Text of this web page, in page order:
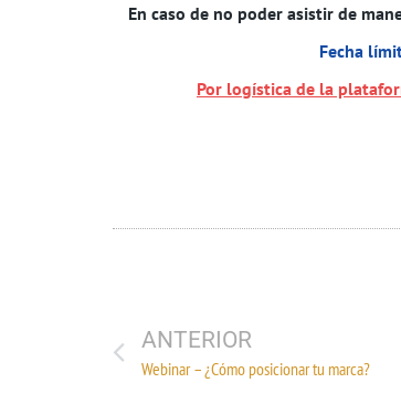
En caso de no poder asistir de
Fecha
Por logística de la
ANTERIOR
Webinar – ¿Cómo posicionar tu marca?